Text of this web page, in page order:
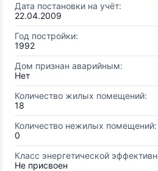
Дата постановки на учёт:
22.04.2009
Год постройки:
1992
Дом признан аварийным:
Нет
Количество жилых помещений:
18
Количество нежилых помещений:
0
Класс энергетической
Не присвоен